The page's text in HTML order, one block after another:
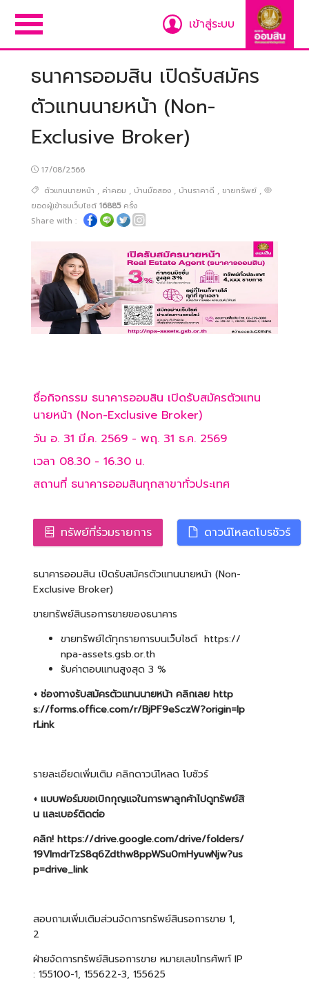
เข้าสู่ระบบ
ธนาคารออมสิน เปิดรับสมัคร
ตัวแทนนายหน้า (Non-
Exclusive Broker)
17/08/2566
ตัวแทนนายหน้า , ค่าคอม , บ้านมือสอง , บ้านราคาดี , ขายทรัพย์ ,
ยอดผู้เข้าชมเว็บไซต์ 16885ครั้ง
Share with :
ชื่อกิจกรรม ธนาคารออมสิน เปิดรับสมัครตัวแทน
นายหน้า (Non-Exclusive Broker)
วัน อ. 31 มี.ค. 2569 - พฤ. 31 ธ.ค. 2569
เวลา 08.30 - 16.30 น.
สถานที่ ธนาคารออมสินทุกสาขาทั่วประเทศ
ทรัพย์ที่ร่วมรายการ ดาวน์โหลดโบรชัวร์
ธนาคารออมสิน เปิดรับสมัครตัวแทนนายหน้า (Non-
Exclusive Broker)
ขายทรัพย์สินรอการขายของธนาคาร
ขายทรัพย์ได้ทุกรายการบนเว็บไซต์ https://
npa-assets.gsb.or.th
รับค่าตอบแทนสูงสุด 3 %
+ ช่องทางรับสมัครตัวแทนนายหน้า คลิกเลย http
s://forms.office.com/r/BjPF9eSczW?origin=lp
rLink
รายละเอียดเพิ่มเติม คลิกดาวน์โหลด โบชัวร์
+ แบบฟอร์มขอเบิกกุญแจในการพาลูกค้าไปดูทรัพย์สิ
น และเบอร์ติดต่อ
คลิก! https://drive.google.com/drive/folders/
19VImdrTzS8q6Zdthw8ppWSu0mHyuwNjw?us
p=drive_link
สอบถามเพิ่มเติมส่วนจัดการทรัพย์สินรอการขาย 1,
2
ฝ่ายจัดการทรัพย์สินรอการขาย หมายเลขโทรศัพท์ IP
: 155100-1, 155622-3, 155625